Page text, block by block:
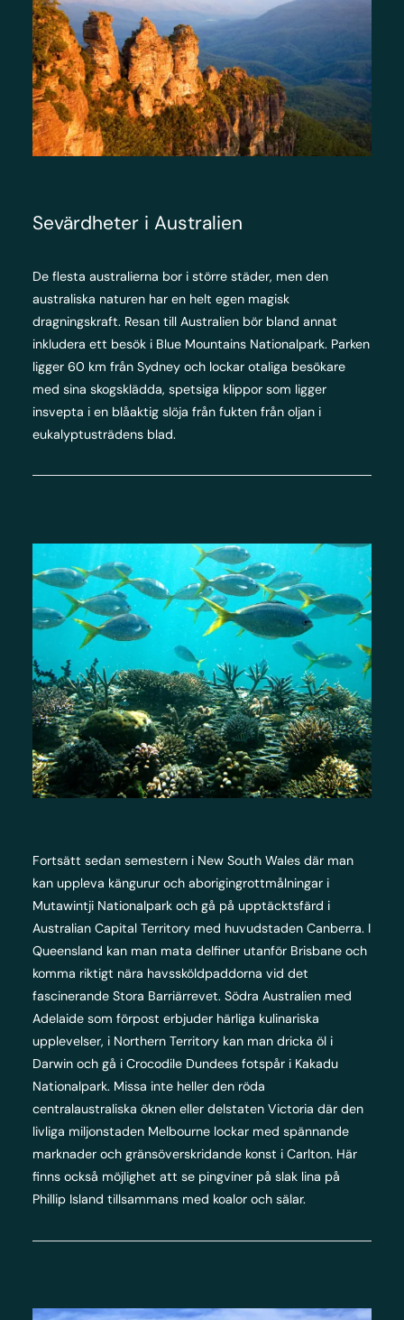
Sevärdheter i Australien
De flesta australierna bor i större städer, men den
australiska naturen har en helt egen magisk
dragningskraft. Resan till Australien bör bland annat
inkludera ett besök i Blue Mountains Nationalpark. Parken
ligger 60 km från Sydney och lockar otaliga besökare
med sina skogsklädda, spetsiga klippor som ligger
insvepta i en blåaktig slöja från fukten från oljan i
eukalyptusträdens blad.
Fortsätt sedan semestern i New South Wales där man
kan uppleva kängurur och aborigingrottmålningar i
Mutawintji Nationalpark och gå på upptäcktsfärd i
Australian Capital Territory med huvudstaden Canberra. I
Queensland kan man mata delfiner utanför Brisbane och
komma riktigt nära havssköldpaddorna vid det
fascinerande Stora Barriärrevet. Södra Australien med
Adelaide som förpost erbjuder härliga kulinariska
upplevelser, i Northern Territory kan man dricka öl i
Darwin och gå i Crocodile Dundees fotspår i Kakadu
Nationalpark. Missa inte heller den röda
centralaustraliska öknen eller delstaten Victoria där den
livliga miljonstaden Melbourne lockar med spännande
marknader och gränsöverskridande konst i Carlton. Här
finns också möjlighet att se pingviner på slak lina på
Phillip Island tillsammans med koalor och sälar.